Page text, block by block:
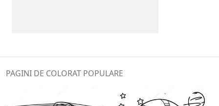
PAGINI DE COLORAT POPULARE